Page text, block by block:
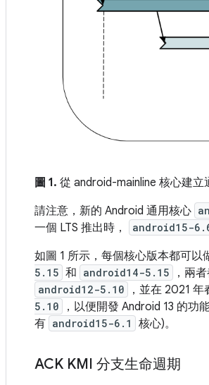
圖 1. 從 android-mainline 核心建立
請注意，新的 Android 通用核心
一個 LTS 推出時，
android15-
如圖 1 所示，每個核心版本都可以
5.15 和 android14-5.15 ，兩
android12-5.10 ，並在 2021
5.10
，以便開發 Android 13 的
有 android15-6.1 核心)。
ACK KMI 分支生命週期